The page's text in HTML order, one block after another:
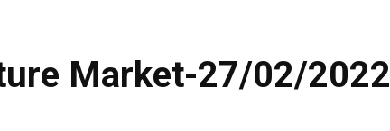
Market-27/02/2022